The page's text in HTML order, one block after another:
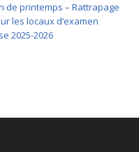
de printemps – Rattrapage
les locaux d’examen
2025-2026